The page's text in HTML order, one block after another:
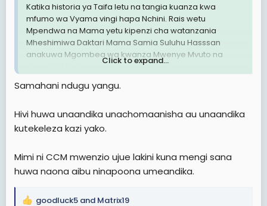
Katika historia ya Taifa letu na tangia kuanza kwa
mfumo wa Vyama vingi hapa Nchini. Rais wetu
Mpendwa na Mama yetu kipenzi cha watanzania
Mheshimiwa Daktari Mama Samia Suluhu Hasssan
anakuwa Mgombea wa kwanza Mwenye Mvuto na
shawishi Mkubwa sana kwa wapiga kura.
Ni Mgombea ambaye amefanikiwa kuiteka mioyo ya
ambaye anakubalika , kupendwa na kuaminika sana
kwa wapiga kura. Sera na ajenda zake zimekuwa
zikihusu maisha na ndoto za watu na namna ya
ndoto zao bila kikwazo cha aina yoyote ile.
matumaini na nuru kwa Maisha ya watu. Ndio sababu ya
Click to expand...
Samahani ndugu yangu.
Hivi huwa unaandika unachomaanisha au unaandika
kutekeleza kazi yako.
Mimi ni CCM mwenzio ujue lakini kuna mengi sana
huwa naona aibu ninapoona umeandika.
goodluck5 and Matrix19